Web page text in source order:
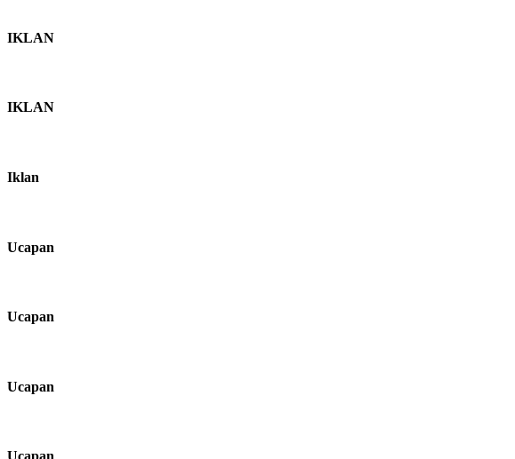
IKLAN
IKLAN
Iklan
Ucapan
Ucapan
Ucapan